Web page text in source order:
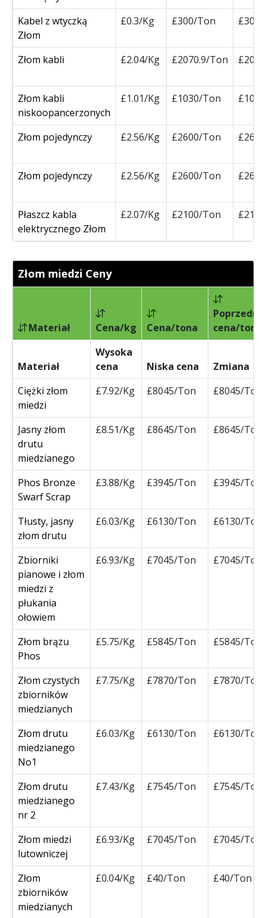
Kabel z wtyczką
Złom
£0.3/Kg £300/Ton
Złom kabli £2.04/Kg £2070.9/Ton
Złom kabli
niskoopancerzonych
£1.01/Kg £1030/Ton
Złom pojedynczy £2.56/Kg £2600/Ton
Złom pojedynczy £2.56/Kg £2600/Ton
Płaszcz kabla
elektrycznego Złom
£2.07/Kg £2100/Ton
Złom miedzi Ceny
Materiał Cena/kg Cena/tona
cena/tona
Materiał
Wysoka
cena
Niska cena
Zmiana
Ciężki złom
miedzi
£7.92/Kg £8045/Ton £8045/Ton
Jasny złom
drutu
miedzianego
£8.51/Kg £8645/Ton £8645/Ton
Phos Bronze
Swarf Scrap
£3.88/Kg £3945/Ton £3945/Ton
Tłusty, jasny
złom drutu
£6.03/Kg £6130/Ton £6130/Ton
Zbiorniki
pianowe i złom
miedzi z
płukania
ołowiem
£6.93/Kg £7045/Ton £7045/Ton
Złom brązu
Phos
£5.75/Kg £5845/Ton £5845/Ton
Złom czystych
zbiorników
miedzianych
£7.75/Kg £7870/Ton £7870/Ton
Złom drutu
miedzianego
No1
£6.03/Kg £6130/Ton £6130/Ton
Złom drutu
miedzianego
nr 2
£7.43/Kg £7545/Ton £7545/Ton
Złom miedzi
lutowniczej
£6.93/Kg £7045/Ton £7045/Ton
Złom
zbiorników
miedzianych
£0.04/Kg £40/Ton £40/Ton